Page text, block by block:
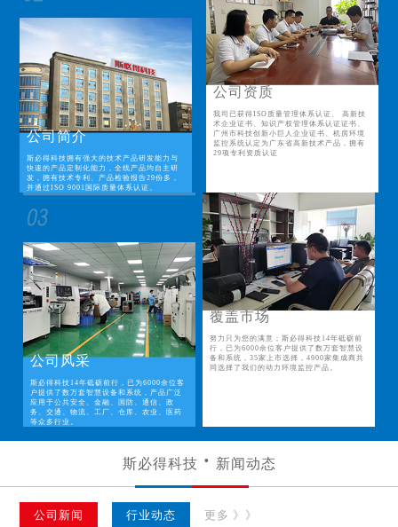
公司简介
斯必得科技拥有强大的技术产品研发能力与
快速的产品定制化能力，全线产品均自主研
发，拥有技术专利、产品检验报告29份多，
并通过ISO 9001国际质量体系认证。
公司资质
我司已获得ISO质量管理体系认证、 高新技
术企业证书、知识产权管理体系认证证书、
广州市科技创新小巨人企业证书、机房环境
监控系统认定为广东省高新技术产品，拥有
29项专利资质认证
公司风采
斯必得科技14年砥砺前行，已为6000余位客
户提供了数万套智慧设备和系统，产品广泛
应用于公共安全、金融、国防、通信、政
务、交通、物流、工厂、仓库、农业、医药
等众多行业。
覆盖市场
努力只为您的满意；斯必得科技14年砥砺前
行，已为6000余位客户提供了数万套智慧设
备和系统，35家上市选择，4900家集成商共
同选择了我们的动力环境监控产品。
斯必得科技 新闻动态
公司新闻 行业动态 更多 》》